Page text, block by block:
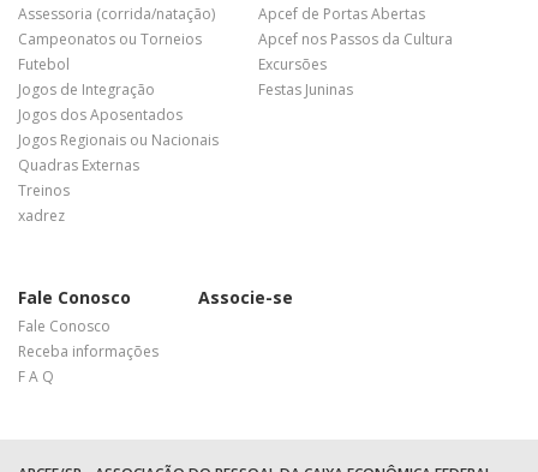
Assessoria (corrida/natação)
Campeonatos ou Torneios
Futebol
Jogos de Integração
Jogos dos Aposentados
Jogos Regionais ou Nacionais
Quadras Externas
Treinos
xadrez
Apcef de Portas Abertas
Apcef nos Passos da Cultura
Excursões
Festas Juninas
Fale Conosco
Fale Conosco
Receba informações
F A Q
Associe-se